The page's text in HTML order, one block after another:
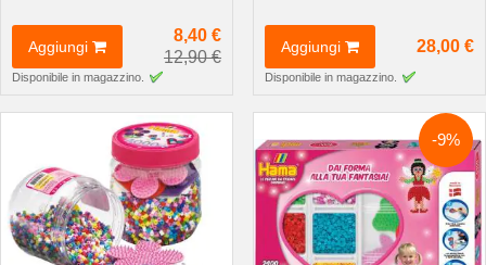
Aggiungi
8,40 €
12,90 €
Disponibile in magazzino.
Aggiungi 28,00 €
Disponibile in magazzino.
-9%